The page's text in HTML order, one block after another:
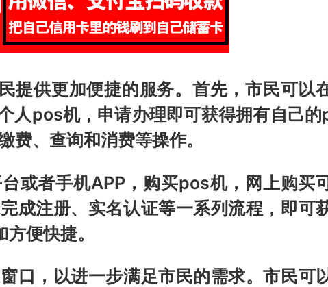
提供更加便捷的服务。首先，市民可以
人pos机，申请办理即可获得拥有自己的
费、查询和消费等操作。
或者手机APP，购买pos机，网上购买
成注册、实名认证等一系列流程，即可
便快捷。
口，以进一步满足市民的需求。市民可